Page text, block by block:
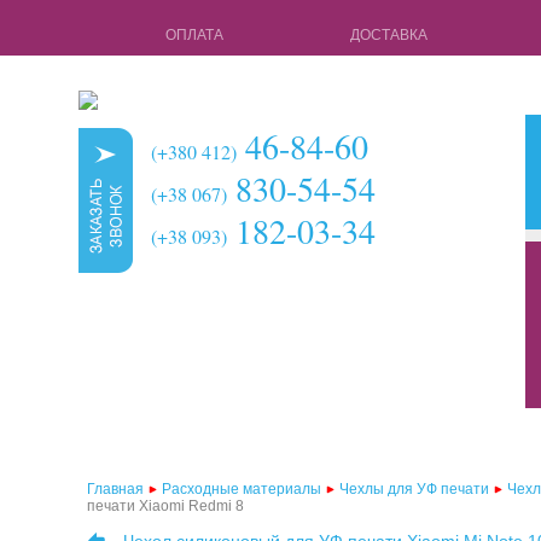
ОПЛАТА ДОСТАВКА
(+380 412) 46-84-60
(+38 067) 830-54-54
(+38 093) 182-03-34
чехлы для
Главная Расходные материалы Чехлы для УФ печати
печати Xiaomi Redmi 8